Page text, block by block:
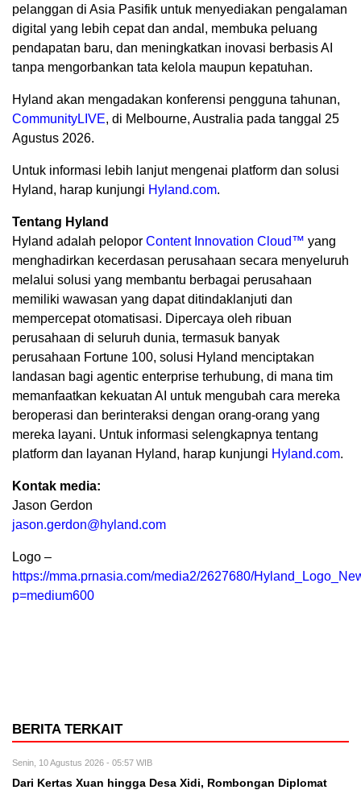
pelanggan di Asia Pasifik untuk menyediakan pengalaman
digital yang lebih cepat dan andal, membuka peluang
pendapatan baru, dan meningkatkan inovasi berbasis AI
tanpa mengorbankan tata kelola maupun kepatuhan.
Hyland akan mengadakan konferensi pengguna tahunan,
CommunityLIVE, di Melbourne, Australia pada tanggal 25
Agustus 2026.
Untuk informasi lebih lanjut mengenai platform dan solusi
Hyland, harap kunjungi Hyland.com.
Tentang Hyland
Hyland adalah pelopor Content Innovation Cloud™ yang
menghadirkan kecerdasan perusahaan secara menyeluruh
melalui solusi yang membantu berbagai perusahaan
memiliki wawasan yang dapat ditindaklanjuti dan
mempercepat otomatisasi. Dipercaya oleh ribuan
perusahaan di seluruh dunia, termasuk banyak
perusahaan Fortune 100, solusi Hyland menciptakan
landasan bagi agentic enterprise terhubung, di mana tim
memanfaatkan kekuatan AI untuk mengubah cara mereka
beroperasi dan berinteraksi dengan orang-orang yang
mereka layani. Untuk informasi selengkapnya tentang
platform dan layanan Hyland, harap kunjungi Hyland.com.
Kontak media:
Jason Gerdon
jason.gerdon@hyland.com
Logo –
https://mma.prnasia.com/media2/2627680/
p=medium600
BERITA TERKAIT
Senin, 10 Agustus 2026 - 05:57 WIB
Dari Kertas Xuan hingga Desa Xidi, Rombongan Diplomat